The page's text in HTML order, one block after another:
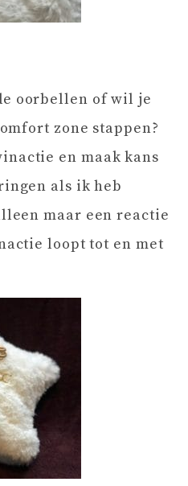
oorbellen of wil je
zone stappen?
en maak kans
als ik heb
maar een reactie
loopt tot en met